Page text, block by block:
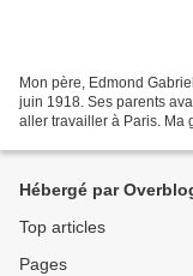
Mon père, Edmond
juin 1918. Ses parents
aller travailler à Paris. Ma
Hébergé par
Top articles
Pages